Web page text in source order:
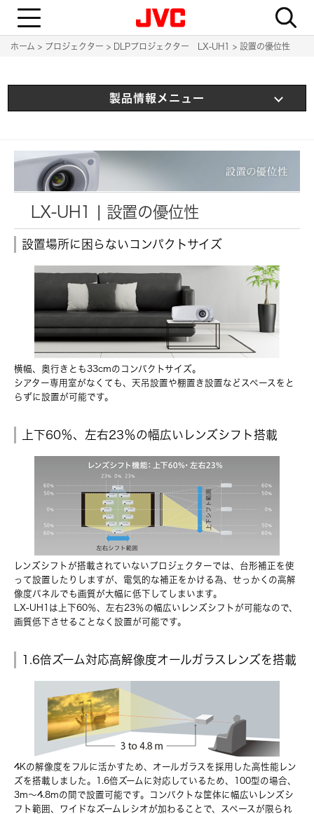
T
l
g
o
n
ホーム プロジェクター DLPプロジェクター LX-UH1 設置の優位性
製品情報メニュー
LX-UH1 | 設置の優位性
設置場所に困らないコンパクトサイズ
横幅、奥行きとも33cmのコンパクトサイズ。
シアター専用室がなくても、天吊設置や棚置き設置などスペースをと
らずに設置が可能です。
上下60％、左右23％の幅広いレンズシフト搭載
レンズシフトが搭載されていないプロジェクターでは、台形補正を使
って設置したりしますが、電気的な補正をかける為、せっかくの高解
像度パネルでも画質が大幅に低下してしまいます。
LX-UH1は上下60％、左右23％の幅広いレンズシフトが可能なので、
画質低下させることなく設置が可能です。
1.6倍ズーム対応高解像度オールガラスレンズを搭載
4Kの解像度をフルに活かすため、オールガラスを採用した高性能レン
ズを搭載しました。1.6倍ズームに対応しているため、100型の場合、
3m～4.8mの間で設置可能です。コンパクトな筐体に幅広いレンズシ
フト範囲、ワイドなズームレシオが加わることで、スペースが限られ